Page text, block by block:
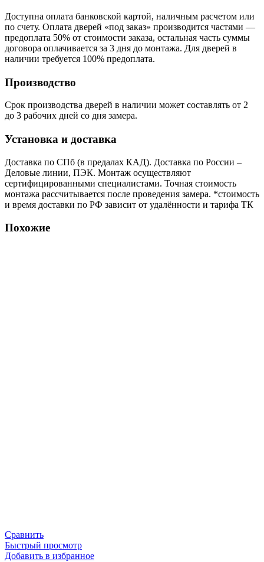
Доступна оплата банковской картой, наличным расчетом или
по счету. Оплата дверей «под заказ» производится частями —
предоплата 50% от стоимости заказа, остальная часть суммы
договора оплачивается за 3 дня до монтажа. Для дверей в
наличии требуется 100% предоплата.
Производство
Срок производства дверей в наличии может составлять от 2
до 3 рабочих дней со дня замера.
Установка и доставка
Доставка по СПб (в предалах КАД). Доставка по России –
Деловые линии, ПЭК. Монтаж осуществляют
сертифицированными специалистами. Точная стоимость
монтажа рассчитывается после проведения замера. *стоимость
и время доставки по РФ зависит от удалённости и тарифа ТК
Похожие
Сравнить
Быстрый просмотр
Добавить в избранное